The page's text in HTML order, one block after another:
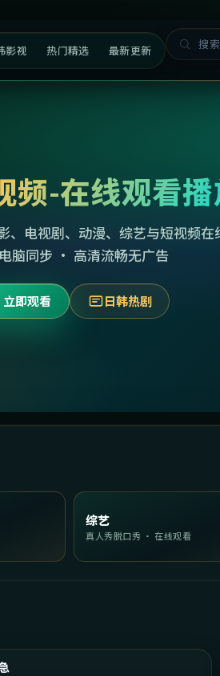
影视 热门精选 最新更新
频-在线观看
、电视剧、动漫、综艺与短视频在
脑同步 · 高清流畅无广告
立即观看 日韩热剧
综艺
真人秀脱口秀 · 在线观看